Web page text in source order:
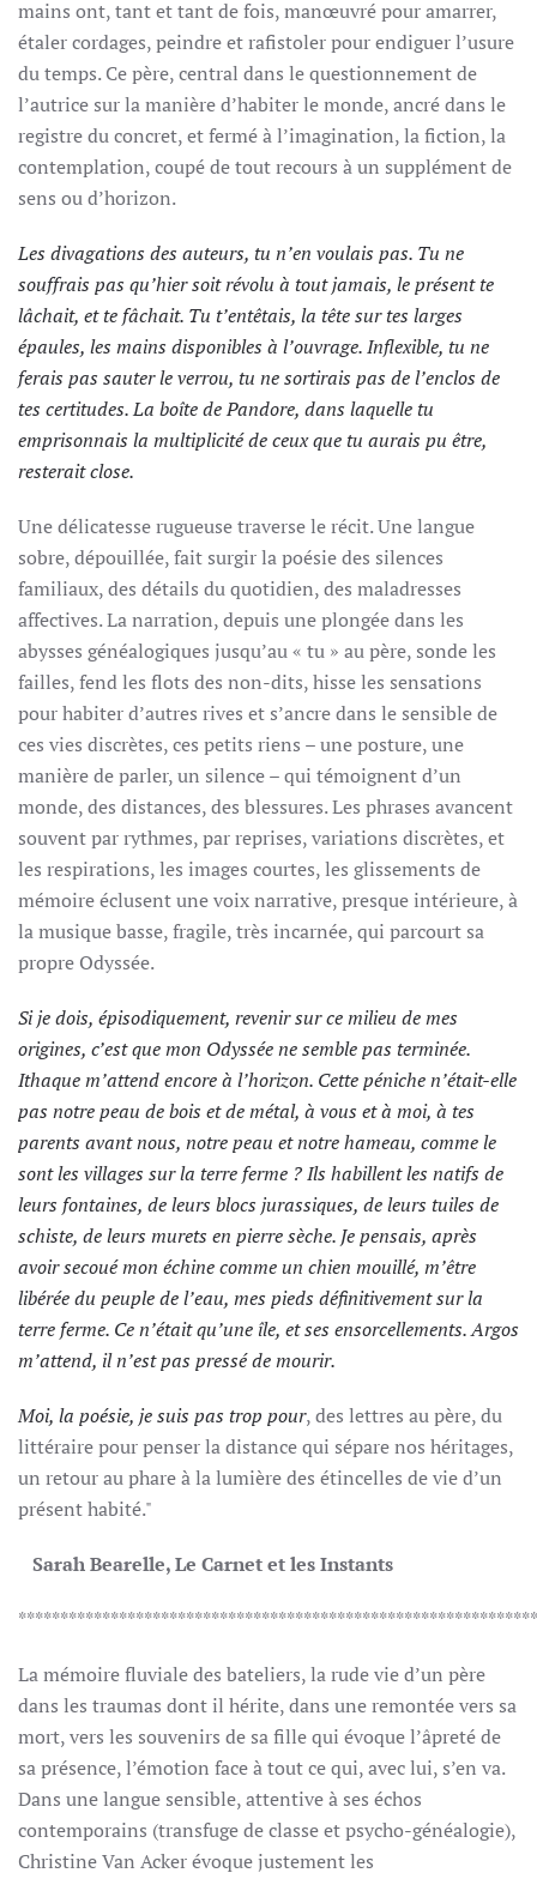
mains ont, tant et tant de fois, manœuvré pour amarrer,
étaler cordages, peindre et rafistoler pour endiguer l’usure
du temps. Ce père, central dans le questionnement de
l’autrice sur la manière d’habiter le monde, ancré dans le
registre du concret, et fermé à l’imagination, la fiction, la
contemplation, coupé de tout recours à un supplément de
sens ou d’horizon.
Les divagations des auteurs, tu n’en voulais pas. Tu ne
souffrais pas qu’hier soit révolu à tout jamais, le présent te
lâchait, et te fâchait. Tu t’entêtais, la tête sur tes larges
épaules, les mains disponibles à l’ouvrage. Inflexible, tu ne
ferais pas sauter le verrou, tu ne sortirais pas de l’enclos de
tes certitudes. La boîte de Pandore, dans laquelle tu
emprisonnais la multiplicité de ceux que tu aurais pu être,
resterait close.
Une délicatesse rugueuse traverse le récit. Une langue
sobre, dépouillée, fait surgir la poésie des silences
familiaux, des détails du quotidien, des maladresses
affectives. La narration, depuis une plongée dans les
abysses généalogiques jusqu’au « tu » au père, sonde les
failles, fend les flots des non-dits, hisse les sensations
pour habiter d’autres rives et s’ancre dans le sensible de
ces vies discrètes, ces petits riens – une posture, une
manière de parler, un silence – qui témoignent d’un
monde, des distances, des blessures. Les phrases avancent
souvent par rythmes, par reprises, variations discrètes, et
les respirations, les images courtes, les glissements de
mémoire éclusent une voix narrative, presque intérieure, à
la musique basse, fragile, très incarnée, qui parcourt sa
propre Odyssée.
Si je dois, épisodiquement, revenir sur ce milieu de mes
origines, c’est que mon Odyssée ne semble pas terminée.
Ithaque m’attend encore à l’horizon. Cette péniche n’était-elle
pas notre peau de bois et de métal, à vous et à moi, à tes
parents avant nous, notre peau et notre hameau, comme le
sont les villages sur la terre ferme ? Ils habillent les natifs de
leurs fontaines, de leurs blocs jurassiques, de leurs tuiles de
schiste, de leurs murets en pierre sèche. Je pensais, après
avoir secoué mon échine comme un chien mouillé, m’être
libérée du peuple de l’eau, mes pieds définitivement sur la
terre ferme. Ce n’était qu’une île, et ses ensorcellements. Argos
m’attend, il n’est pas pressé de mourir.
Moi, la poésie, je suis pas trop pour, des lettres au père, du
littéraire pour penser la distance qui sépare nos héritages,
un retour au phare à la lumière des étincelles de vie d’un
présent habité."
Sarah Bearelle, Le Carnet et les Instants
La mémoire fluviale des bateliers, la rude vie d’un père
dans les traumas dont il hérite, dans une remontée vers sa
mort, vers les souvenirs de sa fille qui évoque l’âpreté de
sa présence, l’émotion face à tout ce qui, avec lui, s’en va.
Dans une langue sensible, attentive à ses échos
contemporains (transfuge de classe et psycho-généalogie),
Christine Van Acker évoque justement les